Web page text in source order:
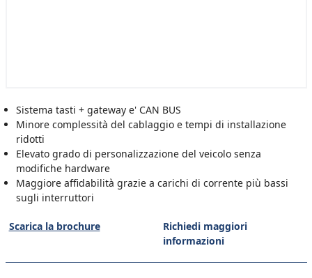
Sistema tasti + gateway e' CAN BUS
Minore complessità del cablaggio e tempi di installazione
ridotti
Elevato grado di personalizzazione del veicolo senza
modifiche hardware
Maggiore affidabilità grazie a carichi di corrente più bassi
sugli interruttori
Scarica la brochure
Richiedi maggiori
informazioni